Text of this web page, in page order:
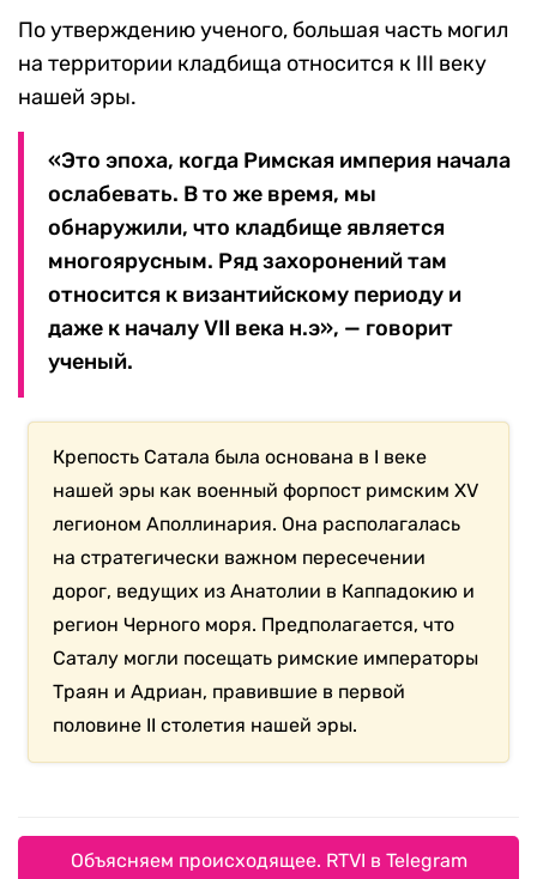
По утверждению ученого, большая часть могил
на территории кладбища относится к III веку
нашей эры.
«Это эпоха, когда Римская империя начала
ослабевать. В то же время, мы
обнаружили, что кладбище является
многоярусным. Ряд захоронений там
относится к византийскому периоду и
даже к началу VII века н.э», — говорит
ученый.
Крепость Сатала была основана в I веке
нашей эры как военный форпост римским XV
легионом Аполлинария. Она располагалась
на стратегически важном пересечении
дорог, ведущих из Анатолии в Каппадокию и
регион Черного моря. Предполагается, что
Саталу могли посещать римские императоры
Траян и Адриан, правившие в первой
половине II столетия нашей эры.
Объясняем происходящее. RTVI в Telegram